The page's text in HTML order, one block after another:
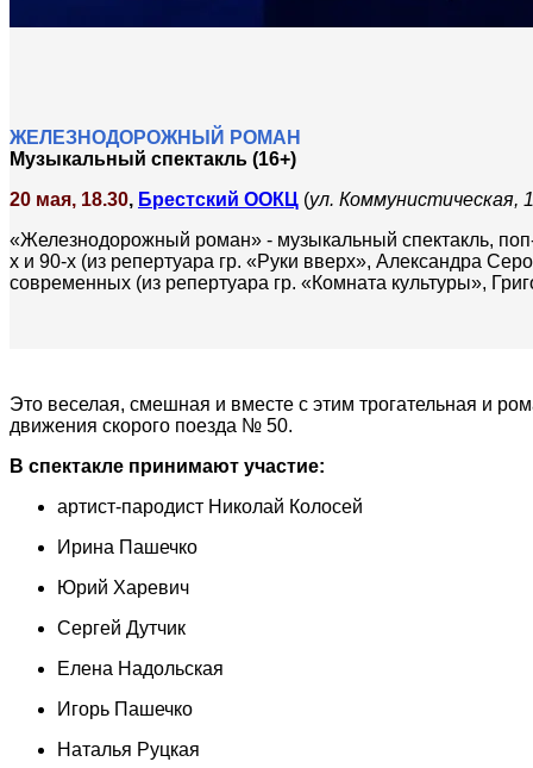
ЖЕЛЕЗНОДОРОЖНЫЙ РОМАН
Музыкальный спектакль (16+)
20 мая, 18.30, Брестский ООКЦ (ул. Коммунистическая, 1
«Железнодорожный роман» - музыкальный спектакль,
х и 90-х (из репертуара гр. «Руки вверх», Александра
современных (из репертуара гр. «Комната культуры»,
Это веселая, смешная и вместе с этим трогательная и
движения скорого поезда № 50.
В спектакле принимают участие:
артист-пародист Николай Колосей
Ирина Пашечко
Юрий Харевич
Сергей Дутчик
Елена Надольская
Игорь Пашечко
Наталья Руцкая